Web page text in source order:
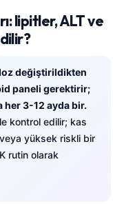
lipitler, ALT ve
değiştirildikten
paneli gerektirir;
her 3-12 ayda bir.
kontrol edilir; kas
yüksek riskli bir
rutin olarak